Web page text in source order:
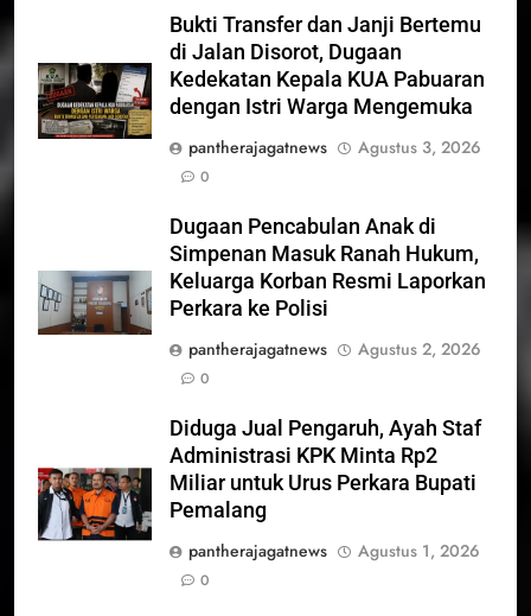
Bukti Transfer dan Janji Bertemu
di Jalan Disorot, Dugaan
Kedekatan Kepala KUA Pabuaran
dengan Istri Warga Mengemuka
pantherajagatnews
Agustus 3, 2026
0
Dugaan Pencabulan Anak di
Simpenan Masuk Ranah Hukum,
Keluarga Korban Resmi Laporkan
Perkara ke Polisi
pantherajagatnews
Agustus 2, 2026
0
Diduga Jual Pengaruh, Ayah Staf
Administrasi KPK Minta Rp2
Miliar untuk Urus Perkara Bupati
Pemalang
pantherajagatnews
Agustus 1, 2026
0